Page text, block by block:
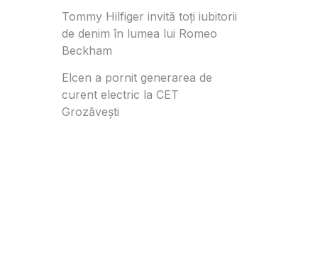
Tommy Hilfiger invită toți iubitorii
de denim în lumea lui Romeo
Beckham
Elcen a pornit generarea de
curent electric la CET
Grozăvești